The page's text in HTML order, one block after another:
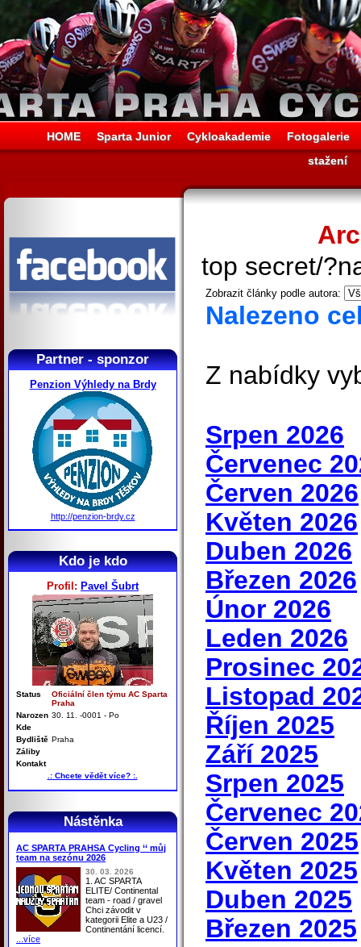
HOME Sparta Junior Cykloakademie
Fotogalerie
stažení
Partner - sponzor
Penzion Výhledy na Brdy
http://penzion-brdy.cz
Kdo je kdo
Profil: Pavel Šubrt
Status
Oficiální člen týmu AC Sparta
Praha
Narozen 30. 11. -0001 - Po
Kde
Bydliště Praha
Záliby
Kontakt
.: Chcete vědět více? :.
Nástěnka
AC SPARTA PRAHSA Cycling ‘‘ můj
team na sezónu 2026
30. 03. 2026
1. AC SPARTA
ELITE/ Continental
team - road / gravel
Chci závodit v
kategorii Elite a U23 /
Continentání licencí.
...více
top secret/
Zobrazit články podle autora:
Nalezeno
Z nabídky
Srpen 2026
Červenec
Červen 2026
Květen 2026
Duben 2026
Březen 2026
Únor 2026
Leden 2026
Prosinec
Listopad
Říjen 2025
Září 2025
Srpen 2025
Červenec
Červen 2025
Květen 2025
Duben 2025
Březen 2025